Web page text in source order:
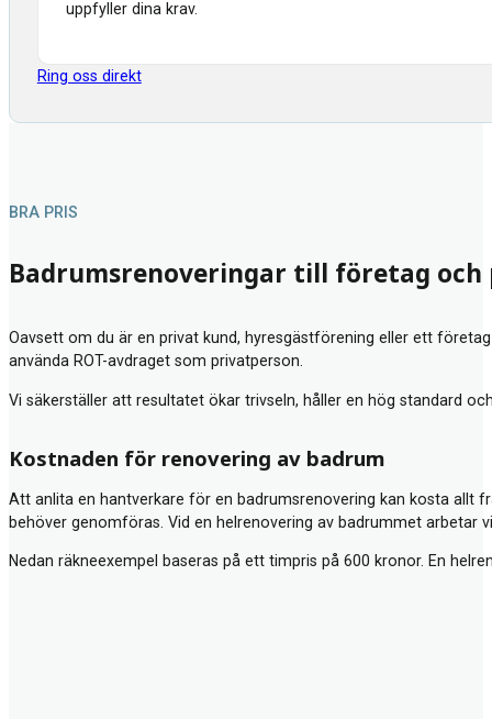
uppfyller dina krav.
Ring oss direkt
Badrumsrenoveringar till företag
Oavsett om du är en privat kund, hyresgästförening eller ett
använda ROT-avdraget som privatperson.
Vi säkerställer att resultatet ökar trivseln, håller en hög standard
BRA PRIS
Kostnaden för renovering av badrum
Att anlita en hantverkare för en badrumsrenovering kan kosta allt
behöver genomföras. Vid en helrenovering av badrummet arbetar
Nedan räkneexempel baseras på ett timpris på 600 kronor. En